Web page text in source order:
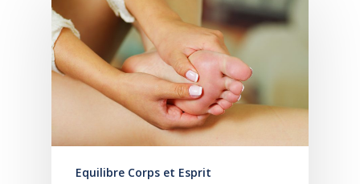
Equilibre Corps et Esprit